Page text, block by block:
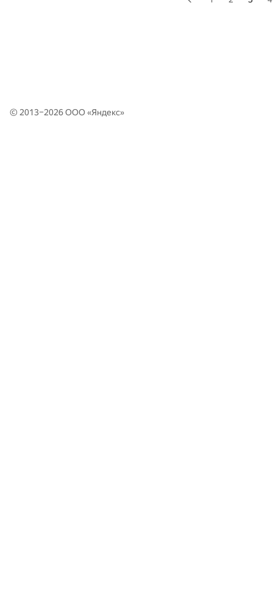
© 2013–2026 ООО «Яндекс»